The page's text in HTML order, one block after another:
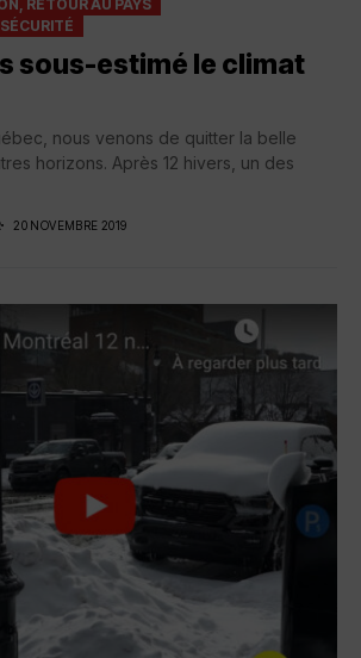
RETOUR AU PAYS
sous-estimé le climat
nous venons de quitter la belle
horizons. Après 12 hivers, un des
20 NOVEMBRE 2019